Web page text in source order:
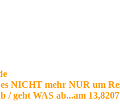
NICHT mehr NUR um
/ geht WAS ab...am